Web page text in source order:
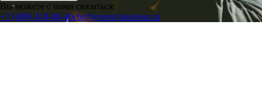
Вы можете с нами связаться:
+7 (499) 418-00-40ebr@expert-business.ru